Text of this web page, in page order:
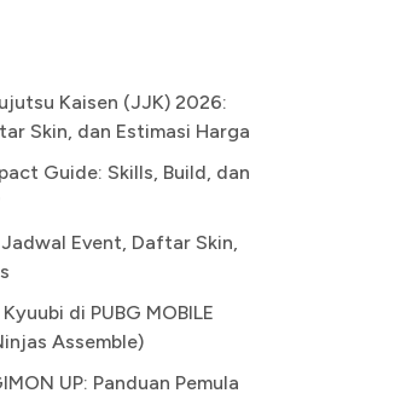
Kaisen (JJK) 2026:
Skin, dan Estimasi Harga
Guide: Skills, Build, dan
Jadwal Event, Daftar Skin,
di PUBG MOBILE
Assemble)
UP: Panduan Pemula